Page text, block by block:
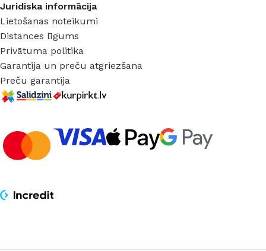
Juridiska informācija
Lietošanas noteikumi
Distances līgums
Privātuma politika
Garantija un preču atgriezšana
Preču garantija